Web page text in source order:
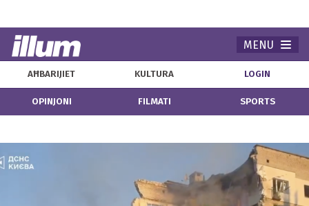
MENU
AĦBARIJIET KULTURA LOGIN
OPINJONI FILMATI SPORTS